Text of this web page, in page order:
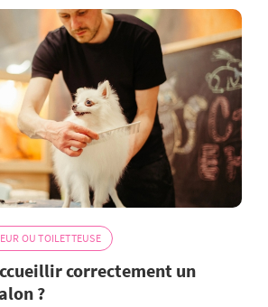
OU TOILETTEUSE
correctement un
?